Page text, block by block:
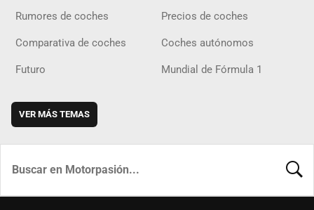
Rumores de coches Precios de coches
Comparativa de coches Coches autónomos
Futuro Mundial de Fórmula 1
VER MÁS TEMAS